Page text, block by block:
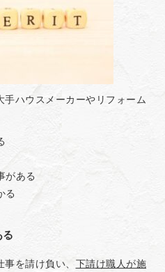
ハウスメーカーやリフォーム
がある
る
る
を請け負い、 下請け職人が施